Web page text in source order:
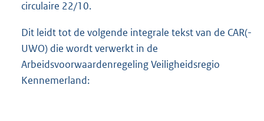
circulaire 22/10.
Dit leidt tot de volgende integrale tekst van de CAR(-
UWO) die wordt verwerkt in de
Arbeidsvoorwaardenregeling Veiligheidsregio
Kennemerland: